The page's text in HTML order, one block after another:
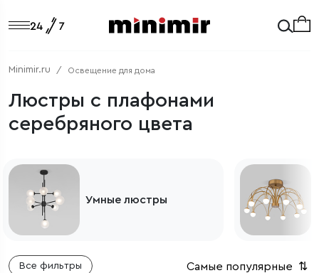
Minimir.ru Освещение для дома
Люстры с плафонами
серебряного цвета
Потолочные люстры
Все фильтры Самые популярные ⇅